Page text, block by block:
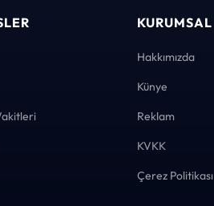
KURUMSAL
Hakkımızda
Künye
Reklam
KVKK
Çerez Politikası